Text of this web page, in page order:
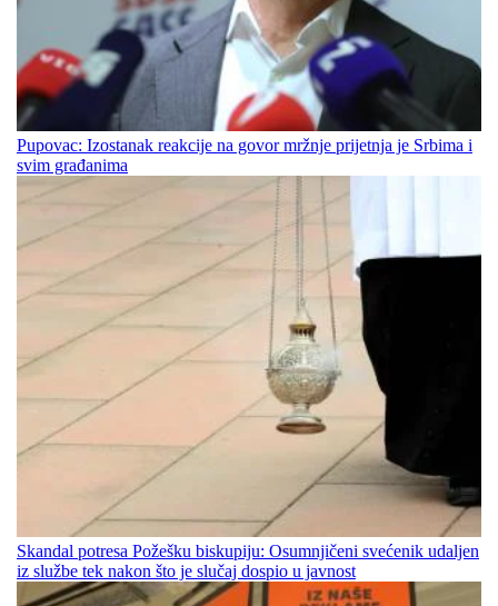
Pupovac: Izostanak reakcije na govor mržnje prijetnja je Srbima i
svim građanima
Skandal potresa Požešku biskupiju: Osumnjičeni svećenik udaljen
iz službe tek nakon što je slučaj dospio u javnost